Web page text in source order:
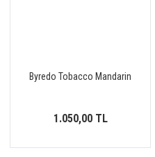
Byredo Tobacco Mandarin
1.050,00 TL